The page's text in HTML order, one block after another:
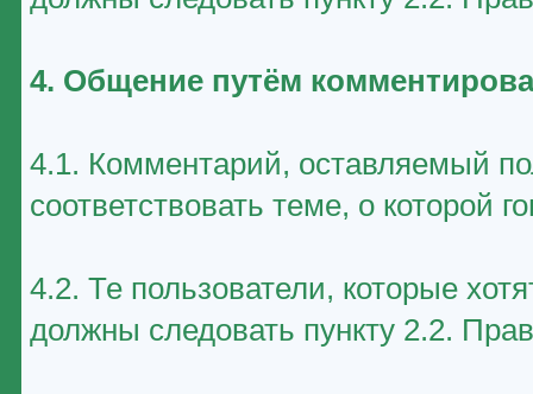
4. Общение путём
4.1. Комментарий, оставляемый
соответствовать теме, о которой
4.2. Те пользователи, которые
должны следовать пункту 2.2.